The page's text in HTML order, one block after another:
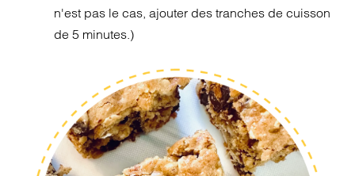
n'est pas le cas, ajouter des tranches de cuisson
de 5 minutes.)